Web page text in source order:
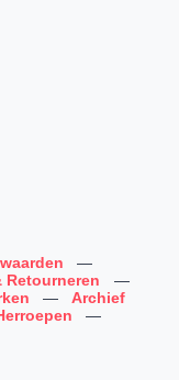
—
Retourneren
—
—
Archief
—